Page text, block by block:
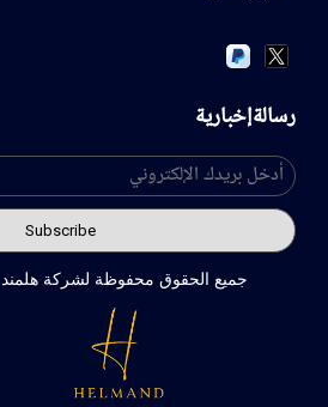
رسالةإخبارية
جميع الحقوق محفوظة لشركة هلمند